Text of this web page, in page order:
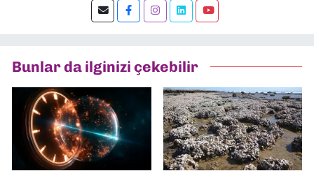
en çok ilgi duyduğum konular.
Dokuzeylul.com’da yazar olarak görev
İzmir’den teknoloji dünyasına dair
yorumlarımı paylaşıyorum. Takipte kalın!
🚀
Bunlar da ilginizi çekebilir